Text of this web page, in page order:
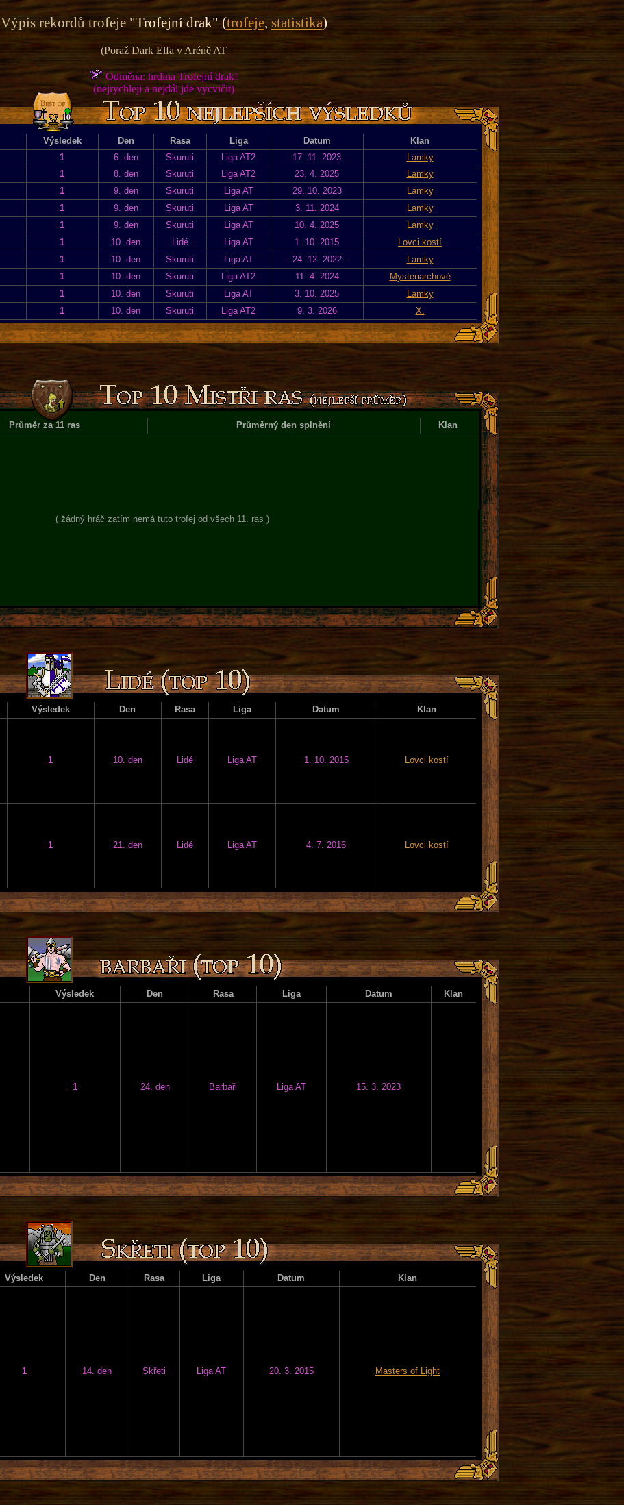
Výpis rekordů trofeje "Trofejní drak" (trofeje,statistika)
(Poraž Dark Elfa v Aréně AT
Odměna: hrdina Trofejní drak!
(nejrychleji a nejdál jde vycvičit)
)
Výsledek Den Rasa Liga Datum
Klan
1 6. den Skuruti Liga AT2 17. 11. 2023
Lamky
1 8. den Skuruti Liga AT2 23. 4. 2025
Lamky
1 9. den Skuruti Liga AT 29. 10. 2023
Lamky
1 9. den Skuruti Liga AT 3. 11. 2024
Lamky
1 9. den Skuruti Liga AT 10. 4. 2025
Lamky
1 10. den Lidé Liga AT 1. 10. 2015
Lovci kostí
1 10. den Skuruti Liga AT 24. 12. 2022
Lamky
1 10. den Skuruti Liga AT2 11. 4. 2024
Mysteriarchové
1 10. den Skuruti Liga AT 3. 10. 2025
Lamky
1 10. den Skuruti Liga AT2 9. 3. 2026 X.
Průměr za 11 ras Průměrný den splnění Klan
( žádný hráč zatím nemá tuto trofej od všech 11. ras )
Výsledek Den Rasa Liga Datum Klan
1 10. den Lidé Liga AT 1. 10. 2015 Lovci kostí
1 21. den Lidé Liga AT 4. 7. 2016 Lovci kostí
Výsledek Den Rasa Liga Datum Klan
1 24. den Barbaři Liga AT 15. 3. 2023
Výsledek Den Rasa Liga Datum Klan
1 14. den Skřeti Liga AT 20. 3. 2015 Masters of Light